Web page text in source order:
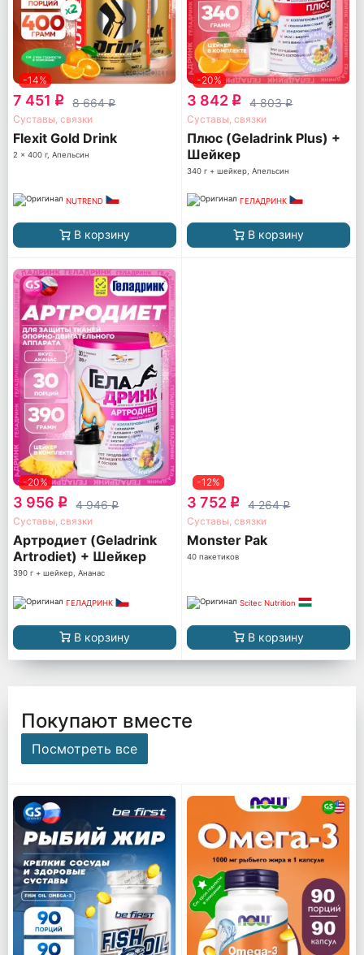
-14%
7 451 q 8 664q
Суставы, связки
Flexit Gold Drink
2 x 400 г, Апельсин
NUTREND
В корзину
-20%
3 842 q 4 803q
Суставы, связки
Плюс (Geladrink Plus) +
Шейкер
340 г + шейкер, Апельсин
ГЕЛАДРИНК
В корзину
-20%
3 956 q 4 946q
Суставы, связки
Артродиет (Geladrink
Artrodiet) + Шейкер
390 г + шейкер, Ананас
ГЕЛАДРИНК
В корзину
-12%
3 752 q 4 264q
Суставы, связки
Monster Pak
40 пакетиков
Scitec Nutrition
В корзину
Покупают вместе
Посмотреть все